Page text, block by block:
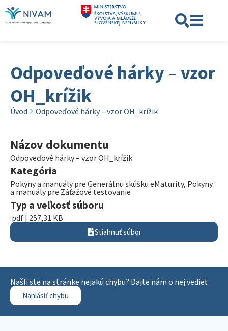
Odpoveďové hárky – vzor
OH_krížik
Úvod Odpoveďové hárky – vzor OH_krížik
Názov dokumentu
Odpoveďové hárky – vzor OH_krížik
Kategória
Pokyny a manuály pre Generálnu skúšku eMaturity, Pokyny
a manuály pre Záťažové testovanie
Typ a veľkosť súboru
.pdf | 257,31 KB
Stiahnuť súbor
Našli ste na stránke nejakú chybu? Dajte nám o nej vedieť.
Nahlásiť chybu